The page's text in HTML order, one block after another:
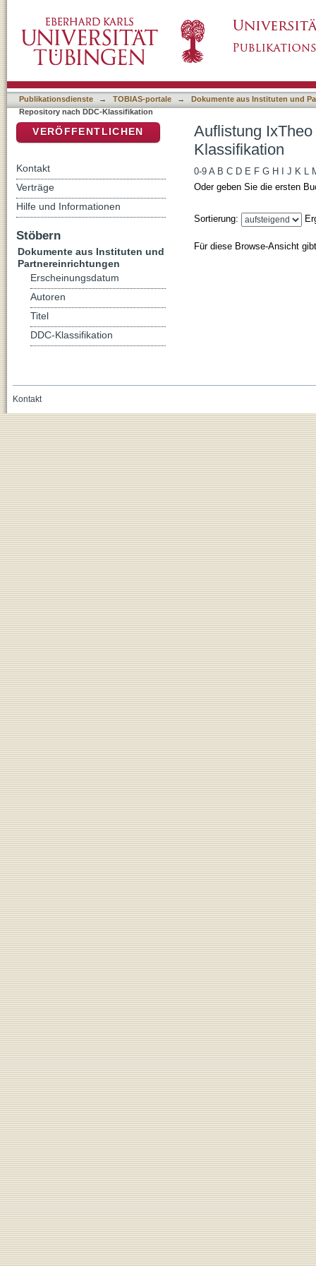
Publikationsdienste → TOBIAS-portale →
Dokumente aus Instituten und
Repository nach DDC-Klassifikation
Auflistung
Klassifikation
0-9 A B C D E F G H J K L
Oder geben Sie die ersten
Sortierung:
Für diese Browse-Ansicht
VERÖFFENTLICHEN
Kontakt
Verträge
Hilfe und Informationen
Stöbern
Dokumente aus Instituten und
Partnereinrichtungen
Erscheinungsdatum
Autoren
Titel
DDC-Klassifikation
Kontakt